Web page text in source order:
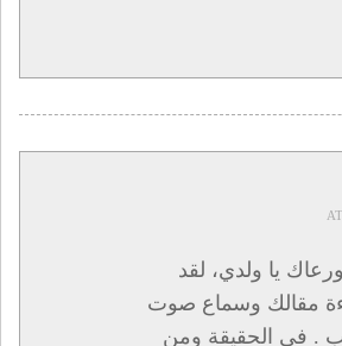
يا ولدي، لقد
مقالك وسماع صوت
. في الحقيقة ومن